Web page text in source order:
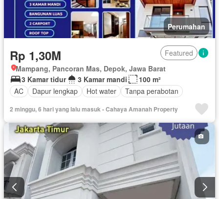
Perumahan
Rp 1,30M
Featured
Mampang, Pancoran Mas, Depok, Jawa Barat
3 Kamar tidur
3 Kamar mandi
100 m²
AC
Dapur lengkap Hot water Tanpa perabotan
2 minggu, 6 hari yang lalu masuk - Cahaya Amanah Property